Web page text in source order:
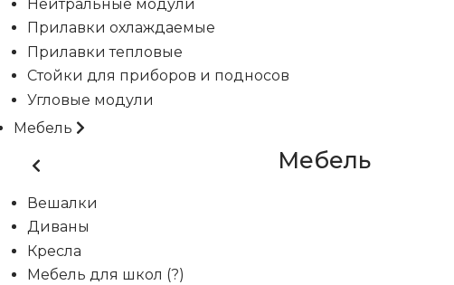
Нейтральные модули
Прилавки охлаждаемые
Прилавки тепловые
Стойки для приборов и подносов
Угловые модули
Мебель
Мебель
Вешалки
Диваны
Кресла
Мебель для школ (?)